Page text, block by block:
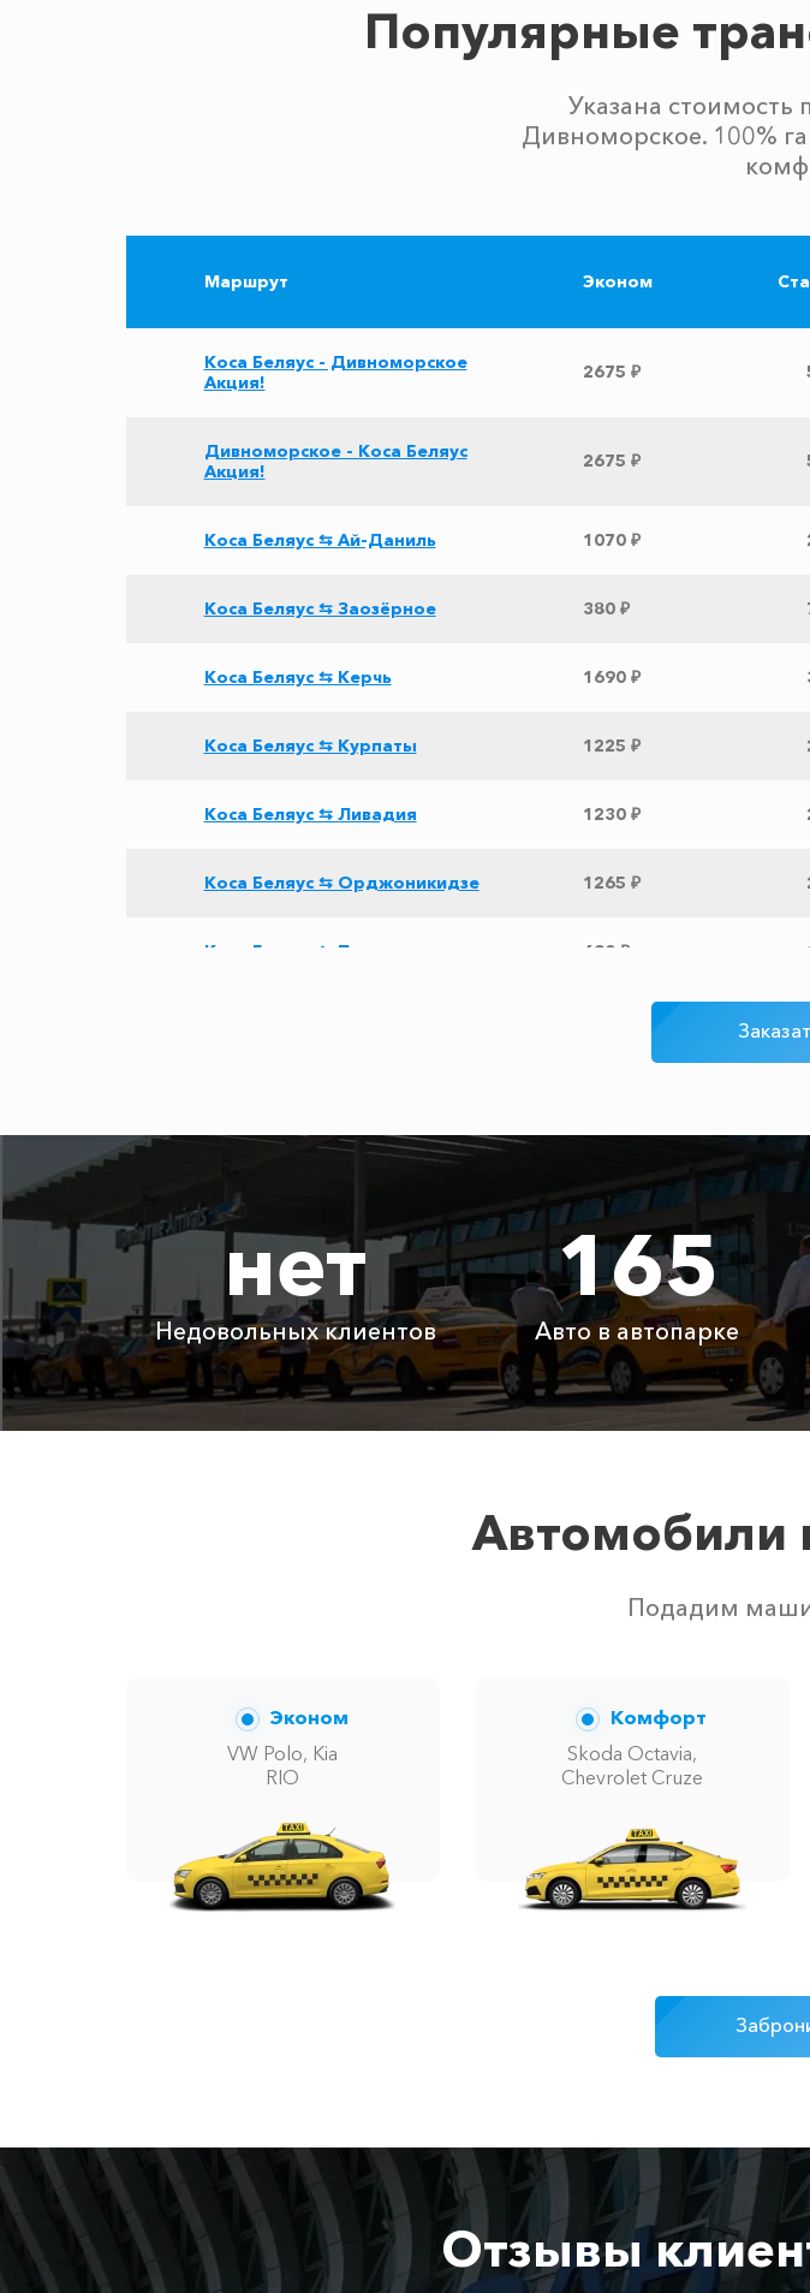
Популярные
Указана стоимость
Дивноморское. 100%
Маршрут Эконом
Коса Беляус - Дивноморское
Акция!
2675 ₽
Дивноморское - Коса Беляус
Акция!
2675 ₽
Коса Беляус ⇆ Ай-Даниль 1070 ₽
Коса Беляус ⇆ Заозёрное 380 ₽
Коса Беляус ⇆ Керчь 1690 ₽
Коса Беляус ⇆ Курпаты 1225 ₽
Коса Беляус ⇆ Ливадия 1230 ₽
Коса Беляус ⇆ Орджоникидзе 1265 ₽
Коса Беляус ⇆ Песчаное 690 ₽
Коса Беляус ⇆ Лермонтово
Коса Беляус ⇆ Зуя
Коса Беляус ⇆ Чонгар 1015 ₽
Детское автокресло Бесплатно
Ожидание машины Бесплатно
нет
Недовольных клиентов
165
Авто в автопарке
Автомобили
Подадим
Эконом
VW Polo, Kia
RIO
Комфорт
Skoda Octavia,
Chevrolet Cruze
Отзывы